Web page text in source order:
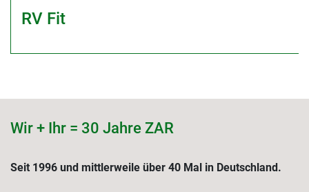
RV Fit
Wir + Ihr = 30 Jahre ZAR
Seit 1996 und mittlerweile über 40 Mal in Deutschland.